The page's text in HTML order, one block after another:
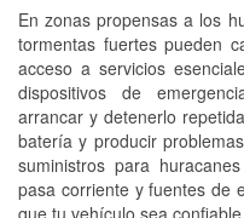
En zonas propensas a los
tormentas fuertes pueden
acceso a servicios
dispositivos de
arrancar y detenerlo
batería y producir
suministros para
pasa corriente y fuentes de
que tu vehículo sea
freno
Hurricane
Tornado
Conoce más